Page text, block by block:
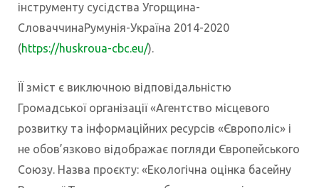
інструменту сусідства Угорщина-
СловаччинаРумунія-Україна 2014-2020
(https://huskroua-cbc.eu/).
ЇЇ зміст є виключною відповідальністю
Громадської організації «Агентство місцевого
розвитку та інформаційних ресурсів «Європоліс» і
не обов’язково відображає погляди Європейського
Союзу. Назва проєкту: «Екологічна оцінка басейну